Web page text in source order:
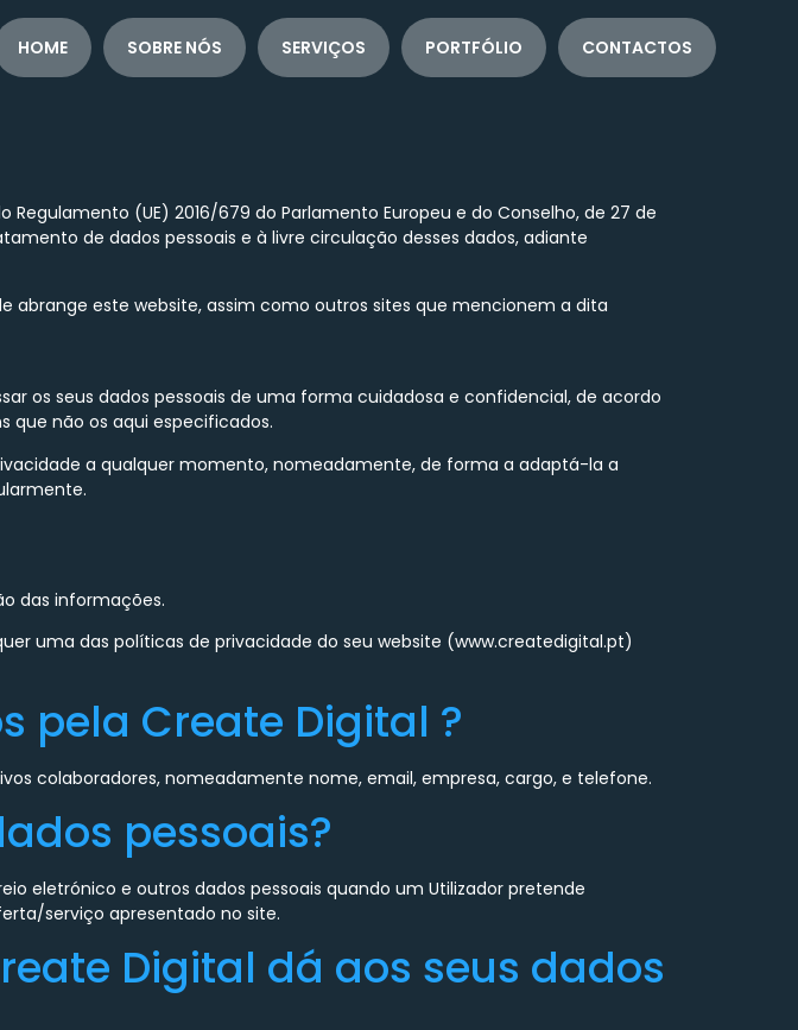
HOME SOBRE NÓS SERVIÇOS PORTFÓLIO CONTACTOS
(UE) 2016/679 do Parlamento Europeu e do Conselho, de 27 de
de dados pessoais e à livre circulação desses dados, adiante
abrange este website, assim como outros sites que mencionem a dita
os seus dados pessoais de uma forma cuidadosa e confidencial, de acordo
que não os aqui especificados.
a qualquer momento, nomeadamente, de forma a adaptá-la a
das informações.
uma das políticas de privacidade do seu website (www.createdigital.pt)
pela Create Digital ?
colaboradores, nomeadamente nome, email, empresa, cargo, e telefone.
pessoais?
eletrónico e outros dados pessoais quando um Utilizador pretende
serviço apresentado no site.
Digital dá aos seus dados